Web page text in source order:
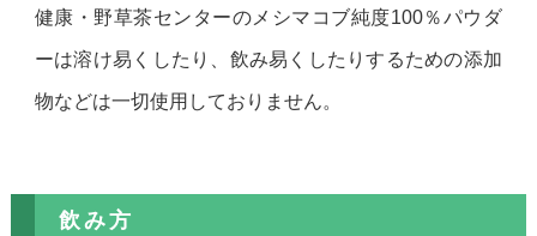
健康・野草茶センターのメシマコブ純度100％パウダ
ーは溶け易くしたり、飲み易くしたりするための添加
物などは一切使用しておりません。
飲み方